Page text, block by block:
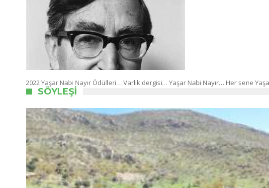
2022 Yaşar Nabi Nayır Ödülleri… Varlık dergisi… Yaşar Nabi Nayır… Her sene
SÖYLEŞI